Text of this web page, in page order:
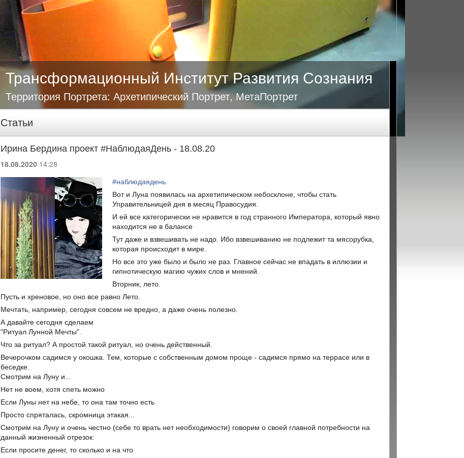
Трансформационный Институт Развития Сознания
Территория Портрета: Архетипический Портрет, МетаПортрет
Статьи
Ирина Бердина проект #НаблюдаяДень - 18.08.20
18.08.2020 14:28
#наблюдаядень
Вот и Луна появилась на архетипическом небосклоне, чтобы стать
Управительницей дня в месяц Правосудия.
И ей все категорически не нравится в год странного Императора, который явно
находится не в балансе
Тут даже и взвешивать не надо. Ибо взвешиванию не подлежит та мясорубка,
которая происходит в мире.
Но все это уже было и было не раз. Главное сейчас не впадать в иллюзии и
гипнотическую магию чужих слов и мнений.
Вторник, лето.
Пусть и хреновое, но оно все равно Лето.
Мечтать, например, сегодня совсем не вредно, а даже очень полезно.
А давайте сегодня сделаем
"Ритуал Лунной Мечты".
Что за ритуал? А простой такой ритуал, но очень действенный.
Вечерочком садимся у окошка. Тем, которые с собственным домом проще - садимся прямо на террасе или в
беседке.
Смотрим на Луну и...
Нет не воем, хотя спеть можно
Если Луны нет на небе, то она там точно есть
Просто спряталась, скромница этакая...
Смотрим на Луну и очень честно (себе то врать нет необходимости) говорим о своей главной потребности на
данный жизненный отрезок:
Если просите денег, то сколько и на что